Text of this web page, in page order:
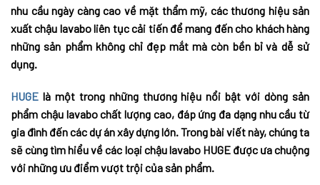
nhu cầu ngày càng cao về mặt thẩm mỹ, các thương hiệu sản
xuất chậu lavabo liên tục cải tiến để mang đến cho khách hàng
những sản phẩm không chỉ đẹp mắt mà còn bền bỉ và dễ sử
dụng.
HUGE là một trong những thương hiệu nổi bật với dòng sản
phẩm chậu lavabo chất lượng cao, đáp ứng đa dạng nhu cầu từ
gia đình đến các dự án xây dựng lớn. Trong bài viết này, chúng ta
sẽ cùng tìm hiểu về các loại chậu lavabo HUGE được ưa chuộng
với những ưu điểm vượt trội của sản phẩm.